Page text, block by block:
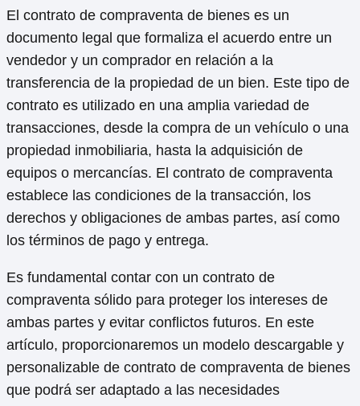
El contrato de compraventa de bienes es un
documento legal que formaliza el acuerdo entre un
vendedor y un comprador en relación a la
transferencia de la propiedad de un bien. Este tipo de
contrato es utilizado en una amplia variedad de
transacciones, desde la compra de un vehículo o una
propiedad inmobiliaria, hasta la adquisición de
equipos o mercancías. El contrato de compraventa
establece las condiciones de la transacción, los
derechos y obligaciones de ambas partes, así como
los términos de pago y entrega.
Es fundamental contar con un contrato de
compraventa sólido para proteger los intereses de
ambas partes y evitar conflictos futuros. En este
artículo, proporcionaremos un modelo descargable y
personalizable de contrato de compraventa de bienes
que podrá ser adaptado a las necesidades